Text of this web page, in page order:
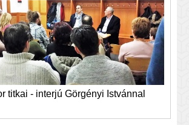
titkai - interjú Görgényi Istvánnal